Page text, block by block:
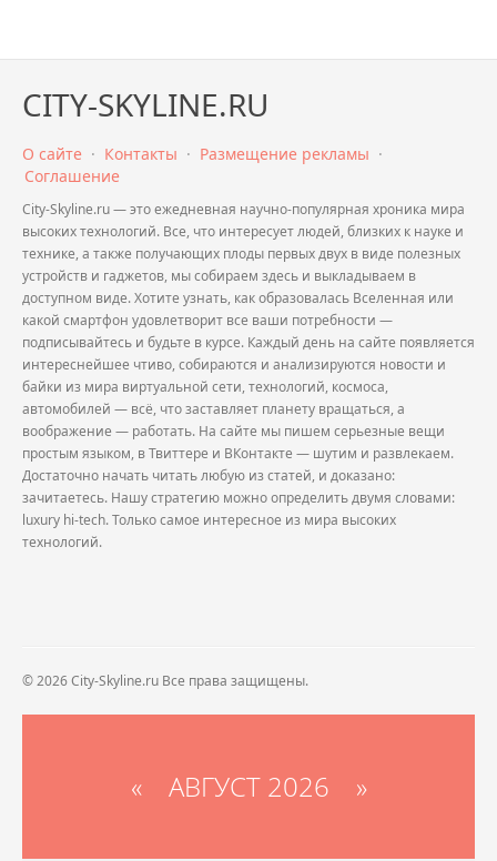
CITY-SKYLINE.RU
О сайте · Контакты · Размещение рекламы ·
Соглашение
City-Skyline.ru — это ежедневная научно-популярная хроника мира
высоких технологий. Все, что интересует людей, близких к науке и
технике, а также получающих плоды первых двух в виде полезных
устройств и гаджетов, мы собираем здесь и выкладываем в
доступном виде. Хотите узнать, как образовалась Вселенная или
какой смартфон удовлетворит все ваши потребности —
подписывайтесь и будьте в курсе. Каждый день на сайте появляется
интереснейшее чтиво, собираются и анализируются новости и
байки из мира виртуальной сети, технологий, космоса,
автомобилей — всё, что заставляет планету вращаться, а
воображение — работать. На сайте мы пишем серьезные вещи
простым языком, в Твиттере и ВКонтакте — шутим и развлекаем.
Достаточно начать читать любую из статей, и доказано:
зачитаетесь. Нашу стратегию можно определить двумя словами:
luxury hi-tech. Только самое интересное из мира высоких
технологий.
© 2026 City-Skyline.ru Все права защищены.
«АВГУСТ 2026 »